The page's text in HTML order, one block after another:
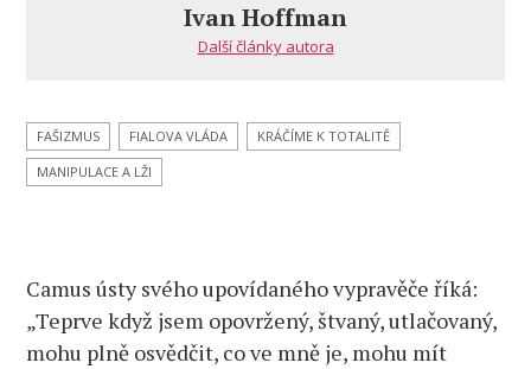
totality
Ivan Hoffman
Další články autora
FAŠIZMUS FIALOVA VLÁDA
KRÁČÍME K TOTALITĚ
MANIPULACE A LŽI
Camus ústy svého upovídaného vypravěče říká:
„Teprve když jsem opovržený, štvaný, utlačovaný,
mohu plně osvědčit, co ve mně je, mohu mít